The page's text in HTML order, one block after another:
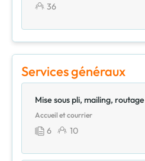
36
Services généraux
Mise sous pli, mailing, routage
Accueil et courrier
6 10